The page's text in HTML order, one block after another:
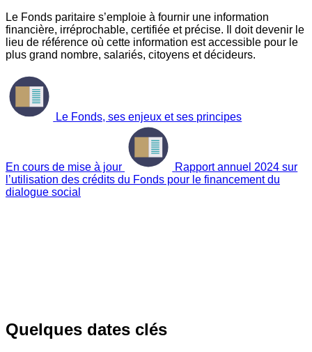
Le Fonds paritaire s’emploie à fournir une information
financière, irréprochable, certifiée et précise. Il doit devenir le
lieu de référence où cette information est accessible pour le
plus grand nombre, salariés, citoyens et décideurs.
Le Fonds, ses enjeux et ses principes
En cours de mise à jour
Rapport annuel 2024 sur
l’utilisation des crédits du Fonds pour le financement du
dialogue social
Quelques dates clés